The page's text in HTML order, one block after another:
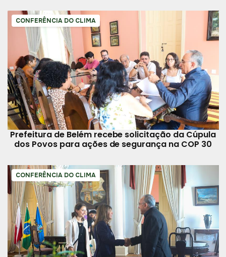
CONFERÊNCIA DO CLIMA
Prefeitura de Belém recebe solicitação da Cúpula
dos Povos para ações de segurança na COP 30
CONFERÊNCIA DO CLIMA